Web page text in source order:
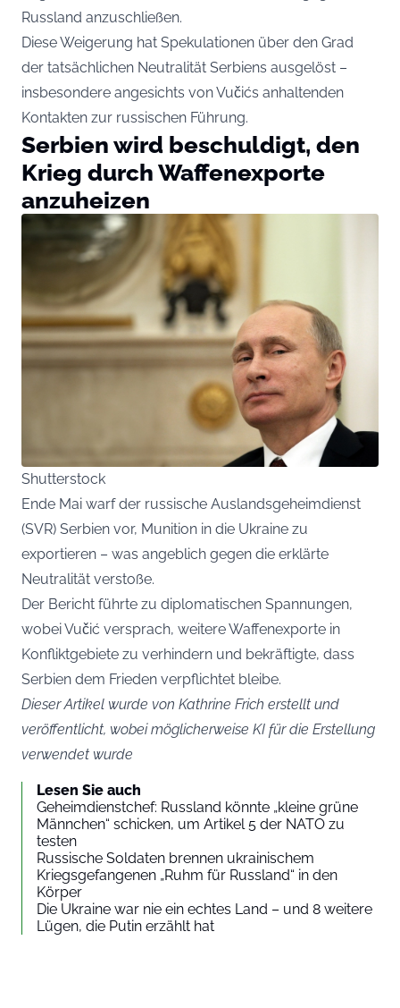
Russland anzuschließen.
Diese Weigerung hat Spekulationen über den Grad
der tatsächlichen Neutralität Serbiens ausgelöst –
insbesondere angesichts von Vučićs anhaltenden
Kontakten zur russischen Führung.
Serbien wird beschuldigt, den
Krieg durch Waffenexporte
anzuheizen
Shutterstock
Ende Mai warf der russische Auslandsgeheimdienst
(SVR) Serbien vor, Munition in die Ukraine zu
exportieren – was angeblich gegen die erklärte
Neutralität verstoße.
Der Bericht führte zu diplomatischen Spannungen,
wobei Vučić versprach, weitere Waffenexporte in
Konfliktgebiete zu verhindern und bekräftigte, dass
Serbien dem Frieden verpflichtet bleibe.
Dieser Artikel wurde von Kathrine Frich erstellt und
veröffentlicht, wobei möglicherweise KI für die Erstellung
verwendet wurde
Lesen Sie auch
Geheimdienstchef: Russland könnte „kleine grüne
Männchen“ schicken, um Artikel 5 der NATO zu
testen
Russische Soldaten brennen ukrainischem
Kriegsgefangenen „Ruhm für Russland“ in den
Körper
Die Ukraine war nie ein echtes Land – und 8 weitere
Lügen, die Putin erzählt hat